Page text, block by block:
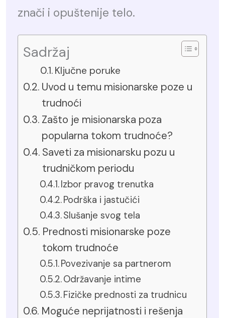
znači i opuštenije telo.
Sadržaj
Ključne poruke
Uvod u temu misionarske poze u
trudnoći
Zašto je misionarska poza
popularna tokom trudnoće?
Saveti za misionarsku pozu u
trudničkom periodu
Izbor pravog trenutka
Podrška i jastučići
Slušanje svog tela
Prednosti misionarske poze
tokom trudnoće
Povezivanje sa partnerom
Održavanje intime
Fizičke prednosti za trudnicu
Moguće neprijatnosti i rešenja